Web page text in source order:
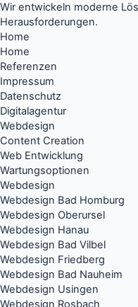
Wir entwickeln moderne
Herausforderungen.
Home
Home
Referenzen
Impressum
Datenschutz
Digitalagentur
Webdesign
Content Creation
Web Entwicklung
Wartungsoptionen
Webdesign
Webdesign Bad Homburg
Webdesign Oberursel
Webdesign Hanau
Webdesign Bad Vilbel
Webdesign Friedberg
Webdesign Bad Nauheim
Webdesign Usingen
Webdesign Rosbach